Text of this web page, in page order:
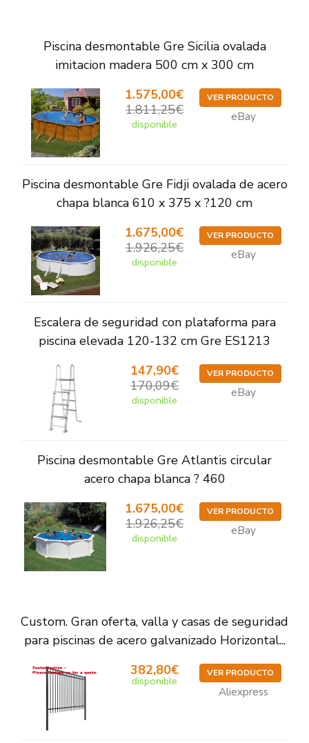
Piscina desmontable Gre Sicilia ovalada
imitacion madera 500 cm x 300 cm
1.575,00€
1.811,25€
disponible
VER PRODUCTO
eBay
Piscina desmontable Gre Fidji ovalada de acero
chapa blanca 610 x 375 x ?120 cm
1.675,00€
1.926,25€
disponible
VER PRODUCTO
eBay
Escalera de seguridad con plataforma para
piscina elevada 120-132 cm Gre ES1213
147,90€
170,09€
disponible
VER PRODUCTO
eBay
Piscina desmontable Gre Atlantis circular
acero chapa blanca ? 460
1.675,00€
1.926,25€
disponible
VER PRODUCTO
eBay
Custom. Gran oferta, valla y casas de seguridad
para piscinas de acero galvanizado Horizontal...
382,80€
disponible
VER PRODUCTO
Aliexpress